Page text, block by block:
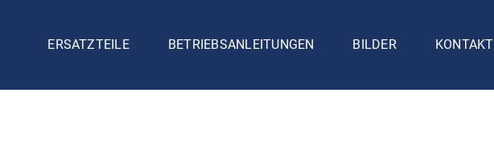
ERSATZTEILE BETRIEBSANLEITUNGEN BILDER KONTAKT